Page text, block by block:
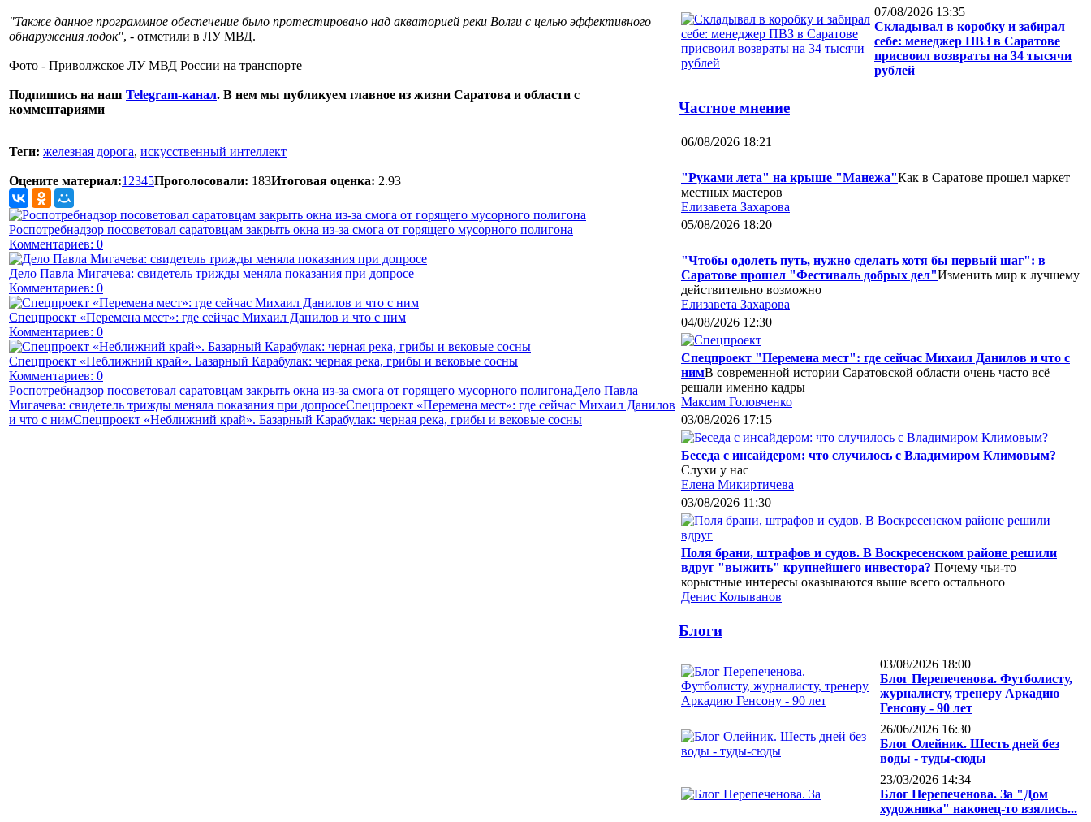
"Также данное программное обеспечение было протестировано над акваторией реки Волги с целью эффективного
обнаружения лодок", - отметили в ЛУ МВД.
Фото - Приволжское ЛУ МВД России на транспорте
Подпишись на наш Telegram-канал. В нем мы публикуем главное из жизни Саратова и области с
комментариями
Теги: железная дорога, искусственный интеллект
Оцените материал:1 2345Проголосовали: 183Итоговая оценка: 2.93
Роспотребнадзор посоветовал саратовцам закрыть окна из-за смога от горящего мусорного полигона
Комментариев: 0
Дело Павла Мигачева: свидетель трижды меняла показания при допросе
Комментариев: 0
Спецпроект «Перемена мест»: где сейчас Михаил Данилов и что с ним
Комментариев: 0
Спецпроект «Неближний край». Базарный Карабулак: черная река, грибы и вековые сосны
Комментариев: 0
Роспотребнадзор посоветовал саратовцам закрыть окна из-за смога от горящего мусорного полигонаДело Павла
Мигачева: свидетель трижды меняла показания при допросеСпецпроект «Перемена мест»: где сейчас Михаил Данилов
и что с нимСпецпроект «Неближний край». Базарный Карабулак: черная река, грибы и вековые сосны
07/08/2026 13:35
Складывал в коробку и забирал
себе: менеджер ПВЗ в Саратове
присвоил возвраты на 34 тысячи
рублей
Частное мнение
06/08/2026 18:21
"Руками лета" на крыше "Манежа"Как в Саратове прошел маркет
местных мастеров
Елизавета Захарова
05/08/2026 18:20
"Чтобы одолеть путь, нужно сделать хотя бы первый шаг": в
Саратове прошел "Фестиваль добрых дел"Изменить мир к лучшему
действительно возможно
Елизавета Захарова
04/08/2026 12:30
Спецпроект "Перемена мест": где сейчас Михаил Данилов и что с
нимВ современной истории Саратовской области очень часто всё
решали именно кадры
Максим Головченко
03/08/2026 17:15
Беседа с инсайдером: что случилось с Владимиром Климовым?
Слухи у нас
Елена Микиртичева
03/08/2026 11:30
Поля брани, штрафов и судов. В Воскресенском районе решили
вдруг "выжить" крупнейшего инвестора? Почему чьи-то
корыстные интересы оказываются выше всего остального
Денис Колыванов
Блоги
03/08/2026 18:00
Блог Перепеченова. Футболисту,
журналисту, тренеру Аркадию
Генсону - 90 лет
26/06/2026 16:30
Блог Олейник. Шесть дней без
воды - туды-сюды
23/03/2026 14:34
Блог Перепеченова. За "Дом
художника" наконец-то взялись...